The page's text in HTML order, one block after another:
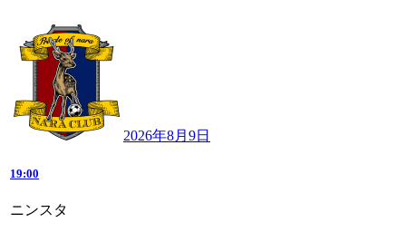
2026年8月9日
19:00
ニンスタ